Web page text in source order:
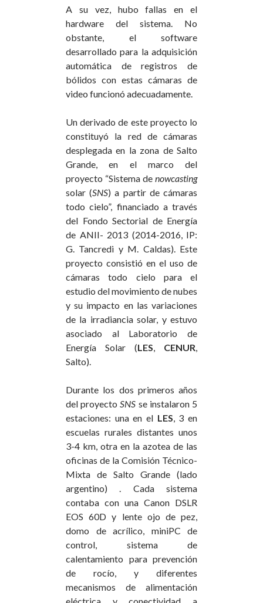
A su vez, hubo fallas en el
hardware del sistema. No
obstante, el software
desarrollado para la adquisición
automática de registros de
bólidos con estas cámaras de
video funcionó adecuadamente.
Un derivado de este proyecto lo
constituyó la red de cámaras
desplegada en la zona de Salto
Grande, en el marco del
proyecto “Sistema de nowcasting
solar (SNS) a partir de cámaras
todo cielo”, financiado a través
del Fondo Sectorial de Energía
de ANII- 2013 (2014-2016, IP:
G. Tancredi y M. Caldas). Este
proyecto consistió en el uso de
cámaras todo cielo para el
estudio del movimiento de nubes
y su impacto en las variaciones
de la irradiancia solar, y estuvo
asociado al Laboratorio de
Energía Solar (LES CENUR
Salto).
Durante los dos primeros años
del proyecto SNS se instalaron 5
estaciones: una en el LES , 3 en
escuelas rurales distantes unos
3-4 km, otra en la azotea de las
oficinas de la Comisión Técnico-
Mixta de Salto Grande (lado
argentino) . Cada sistema
contaba con una Canon DSLR
EOS 60D y lente ojo de pez,
domo de acrílico, miniPC de
control, sistema de
calentamiento para prevención
de rocío, y diferentes
mecanismos de alimentación
eléctrica y conectividad a